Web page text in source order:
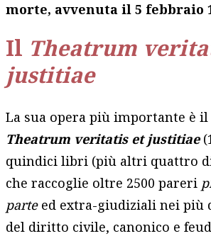
morte, avvenuta il 5 febbraio
Il Theatrum
justitiae
La sua opera più importante è
Theatrum veritatis et justitiae
quindici libri (più altri quattro
che raccoglie oltre 2500 pareri
parteed extra-giudiziali nei più
del diritto civile, canonico e